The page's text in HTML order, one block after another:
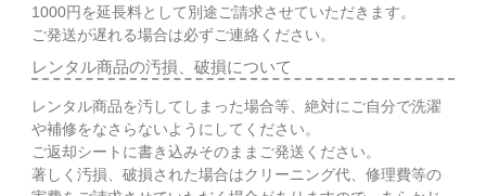
1000円を延長料として別途ご請求させていただきます。
ご発送が遅れる場合は必ずご連絡ください。
レンタル商品の汚損、破損について
レンタル商品を汚してしまった場合等、絶対にご自分で洗濯
や補修をなさらないようにしてください。
ご返却シートに書き込みそのままご発送ください。
著しく汚損、破損された場合はクリーニング代、修理費等の